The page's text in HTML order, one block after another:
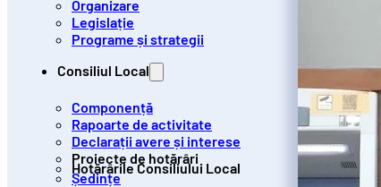
Organizare
Legislație
Programe și strategii
Consiliul Local
Componență
Rapoarte de activitate
Declarații avere și interese
Proiecte de hotărâri
Hotărârile Consiliului Local
Ședințe